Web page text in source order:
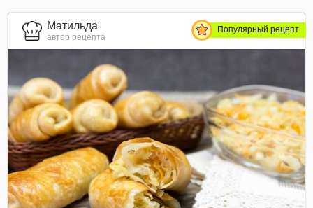
Матильда
автор рецепта
Популярный рецепт